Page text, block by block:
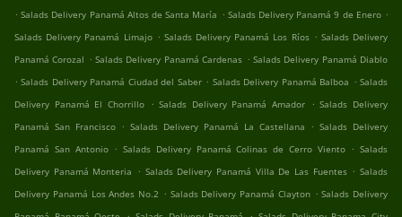
. Salads Delivery Panamá Altos de Santa María . Salads Delivery Panamá 9 de Enero .
Salads Delivery Panamá Limajo . Salads Delivery Panamá Los Ríos . Salads Delivery
Panamá Corozal . Salads Delivery Panamá Cardenas . Salads Delivery Panamá Diablo
. Salads Delivery Panamá Ciudad del Saber . Salads Delivery Panamá Balboa . Salads
Delivery Panamá El Chorrillo . Salads Delivery Panamá Amador . Salads Delivery
Panamá San Francisco . Salads Delivery Panamá La Castellana . Salads Delivery
Panamá San Antonio . Salads Delivery Panamá Colinas de Cerro Viento . Salads
Delivery Panamá Monteria . Salads Delivery Panamá Villa De Las Fuentes . Salads
Delivery Panamá Los Andes No.2 . Salads Delivery Panamá Clayton . Salads Delivery
. .